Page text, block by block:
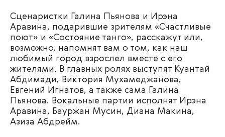
Сценаристки Галина Пьянова и Ирэна
Аравина, подарившие зрителям «Счастливые
поют» и «Состояние танго», расскажут или,
возможно, напомнят вам о том, как наш
любимый город взрослел вместе с его
жителями. В главных ролях выступят Куантай
Абдимади, Виктория Мухамеджанова,
Евгений Игнатов, а также сама Галина
Пьянова. Вокальные партии исполнят Ирэна
Аравина, Бауржан Мусин, Диана Макина,
Азиза Абдрейм.